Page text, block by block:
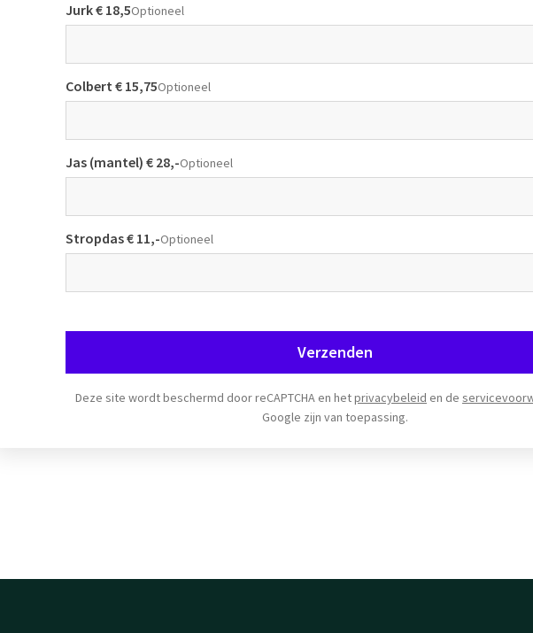
Jurk € 18,5Optioneel
Colbert € 15,75Optioneel
Jas (mantel) € 28,-Optioneel
Stropdas € 11,-Optioneel
Verzenden
Deze site wordt beschermd door reCAPTCHA en hetprivacybeleid en de
Google zijn van toepassing.